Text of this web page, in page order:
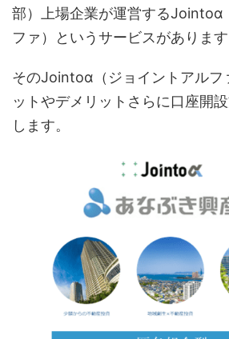
部）上場企業が運営するJointoα
ファ）というサービスがあります
そのJointoα（ジョイントアルフ
ットやデメリットさらに口座開
します。